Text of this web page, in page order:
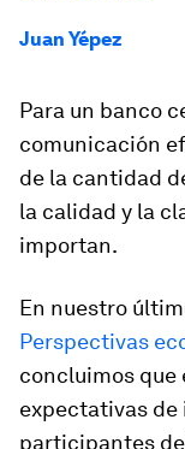
Juan Yépez
Para un banco
comunicación
de la cantidad
la calidad y la
importan.
En nuestro
Perspectivas
concluimos que
expectativas
participantes